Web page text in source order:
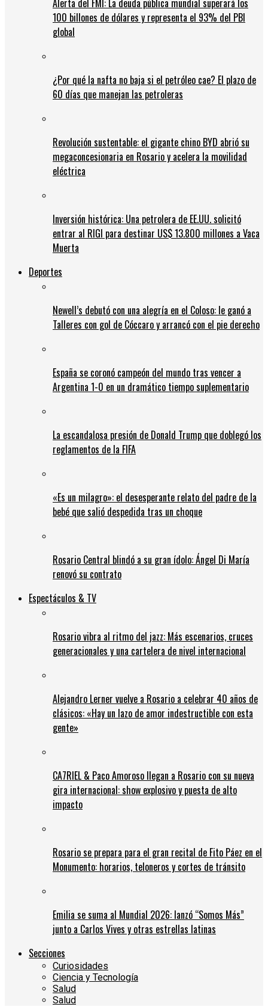
Alerta del FMI: La deuda pública mundial superará los
100 billones de dólares y representa el 93% del PBI
global
¿Por qué la nafta no baja si el petróleo cae? El plazo de
60 días que manejan las petroleras
Revolución sustentable: el gigante chino BYD abrió su
megaconcesionaria en Rosario y acelera la movilidad
eléctrica
Inversión histórica: Una petrolera de EE.UU. solicitó
entrar al RIGI para destinar US$ 13.800 millones a Vaca
Muerta
Deportes
Newell’s debutó con una alegría en el Coloso: le ganó a
Talleres con gol de Cóccaro y arrancó con el pie derecho
España se coronó campeón del mundo tras vencer a
Argentina 1-0 en un dramático tiempo suplementario
La escandalosa presión de Donald Trump que doblegó los
reglamentos de la FIFA
«Es un milagro»: el desesperante relato del padre de la
bebé que salió despedida tras un choque
Rosario Central blindó a su gran ídolo: Ángel Di María
renovó su contrato
Espectáculos & TV
Rosario vibra al ritmo del jazz: Más escenarios, cruces
generacionales y una cartelera de nivel internacional
Alejandro Lerner vuelve a Rosario a celebrar 40 años de
clásicos: «Hay un lazo de amor indestructible con esta
gente»
CA7RIEL & Paco Amoroso llegan a Rosario con su nueva
gira internacional: show explosivo y puesta de alto
impacto
Rosario se prepara para el gran recital de Fito Páez en el
Monumento: horarios, teloneros y cortes de tránsito
Emilia se suma al Mundial 2026: lanzó “Somos Más”
junto a Carlos Vives y otras estrellas latinas
Secciones
Curiosidades
Ciencia y Tecnología
Salud
Salud